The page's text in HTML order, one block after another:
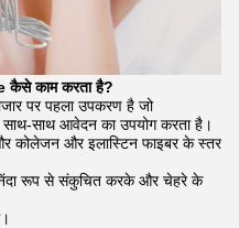
काम करता है?
पर पहला उपकरण है जो
साथ आवेदन का उपयोग करता है।
कोलेजन और इलास्टिन फाइबर के स्तर
रूप से संकुचित करके और चेहरे के